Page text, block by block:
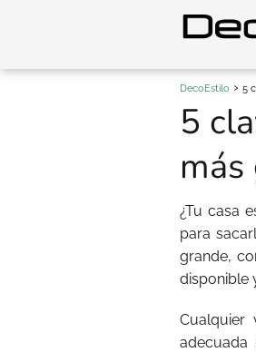
DecoEstilo 5
5
¿Tu casa
para
grande,
disponible
Cualquier